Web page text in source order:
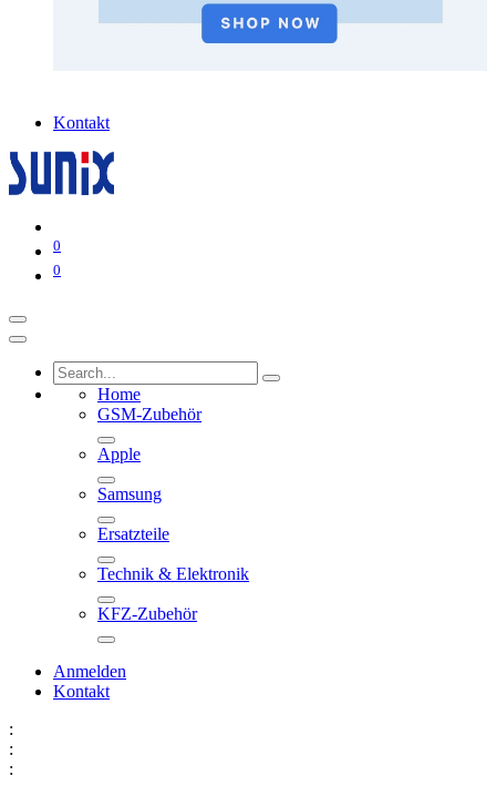
Kontakt
0
0
Home
GSM-Zubehör
Apple
Samsung
Ersatzteile
Technik & Elektronik
KFZ-Zubehör
Anmelden
Kontakt
:
:
: